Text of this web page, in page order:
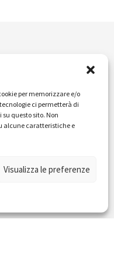
per memorizzare e/o
ci permetterà di
questo sito. Non
alcune caratteristiche e
Visualizza le preferenze